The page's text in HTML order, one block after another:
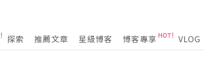
探索 推薦文章 星級博客 博客專享 VLOG